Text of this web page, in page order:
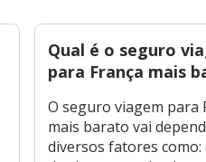
Qual é o seguro
para França mais
O seguro viagem para
mais barato vai
diversos fatores como: